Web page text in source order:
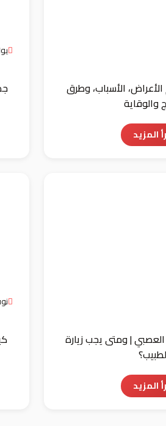
الأسباب، وطرق
والوقاية
المزيد
| ومتى يجب زيارة
المزيد